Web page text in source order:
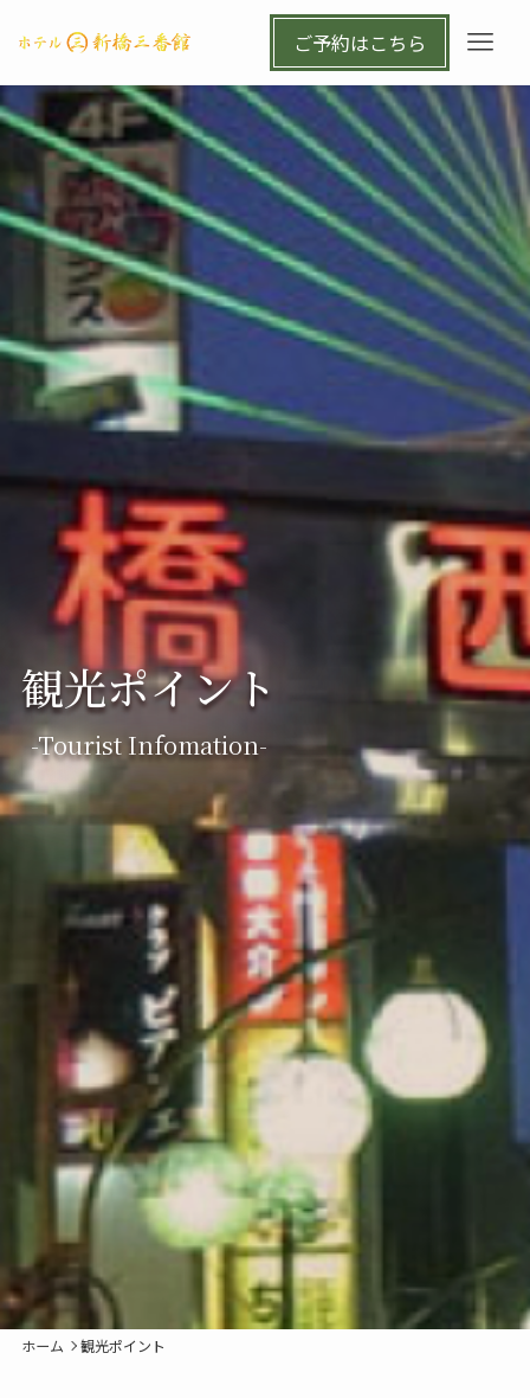
ご予約はこちら
観光ポイント
-tourist Infomation-
ホーム 観光ポイント